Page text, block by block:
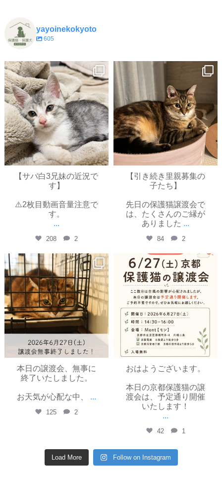
yayoinekokyoto
605
yayoinekokyoto
7月 9
【サバ白3兄妹の近況で
す】
⚠️2枚目動画音量注意で
す。
...
208 2
【引き続き里親募集の
子たち】
先日の保護猫譲渡会で
は、たくさんのご縁が
ありました ...
84 2
yayoinekokyoto
6月 27
本日の譲渡会、無事に
終了いたしました。
お天気が心配な中、 ...
125 2
yayoinekokyoto
6月 26
おはようございます。
本日の京都保護猫の譲
渡会は、予定通り開催
いたします！
...
42 1
Load More Follow on Instagram